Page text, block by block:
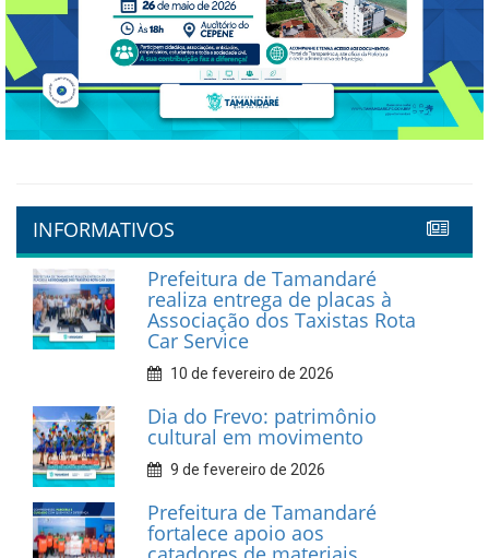
INFORMATIVOS
Prefeitura de Tamandaré
realiza entrega de placas à
Associação dos Taxistas Rota
Car Service
10 de fevereiro de 2026
Dia do Frevo: patrimônio
cultural em movimento
9 de fevereiro de 2026
Prefeitura de Tamandaré
fortalece apoio aos